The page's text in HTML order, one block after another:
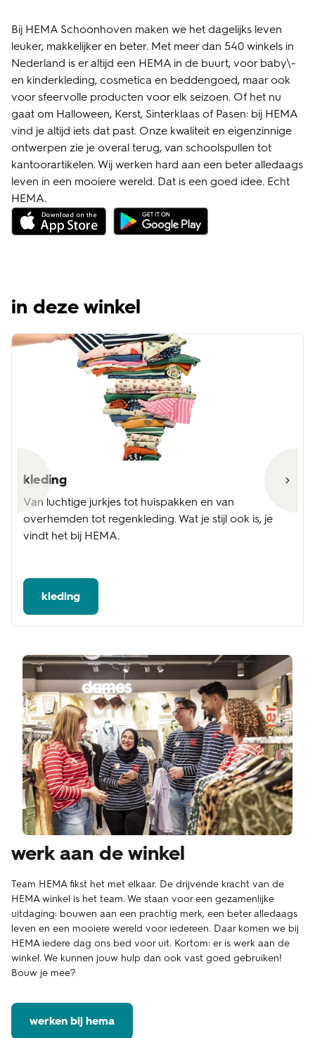
Bij HEMA Schoonhoven maken we het dagelijks leven
leuker, makkelijker en beter. Met meer dan 540 winkels in
Nederland is er altijd een HEMA in de buurt, voor baby\-
en kinderkleding, cosmetica en beddengoed, maar ook
voor sfeervolle producten voor elk seizoen. Of het nu
gaat om Halloween, Kerst, Sinterklaas of Pasen: bij HEMA
vind je altijd iets dat past. Onze kwaliteit en eigenzinnige
ontwerpen zie je overal terug, van schoolspullen tot
kantoorartikelen. Wij werken hard aan een beter alledaags
leven in een mooiere wereld. Dat is een goed idee. Echt
HEMA.
in deze winkel
kleding
Van luchtige jurkjes tot huispakken en van
overhemden tot regenkleding. Wat je stijl ook is, je
vindt het bij HEMA.
kleding
werk aan de winkel
Team HEMA fikst het met elkaar. De drijvende kracht van de
HEMA winkel is het team. We staan voor een gezamenlijke
uitdaging: bouwen aan een prachtig merk, een beter alledaags
leven en een mooiere wereld voor iedereen. Daar komen we bij
HEMA iedere dag ons bed voor uit. Kortom: er is werk aan de
winkel. We kunnen jouw hulp dan ook vast goed gebruiken!
Bouw je mee?
werken bij hema